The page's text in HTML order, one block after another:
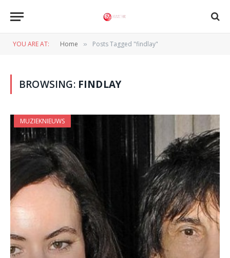
YOU ARE AT: Home » Posts Tagged "findlay"
BROWSING: FINDLAY
MUZIEKNIEUWS